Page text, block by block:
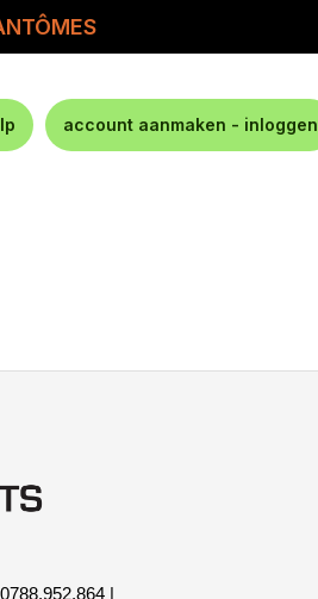
account aanmaken - inloggen
|